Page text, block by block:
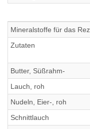
Mineralstoffe für das
Zutaten
Butter, Süßrahm-
Lauch, roh
Nudeln, Eier-, roh
Schnittlauch